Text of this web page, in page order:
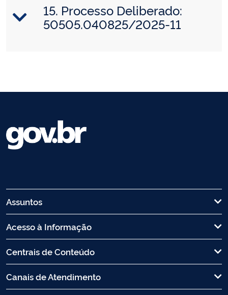
15. Processo Deliberado:
50505.040825/2025-11
Assuntos
Acesso à Informação
Centrais de Conteúdo
Canais de Atendimento